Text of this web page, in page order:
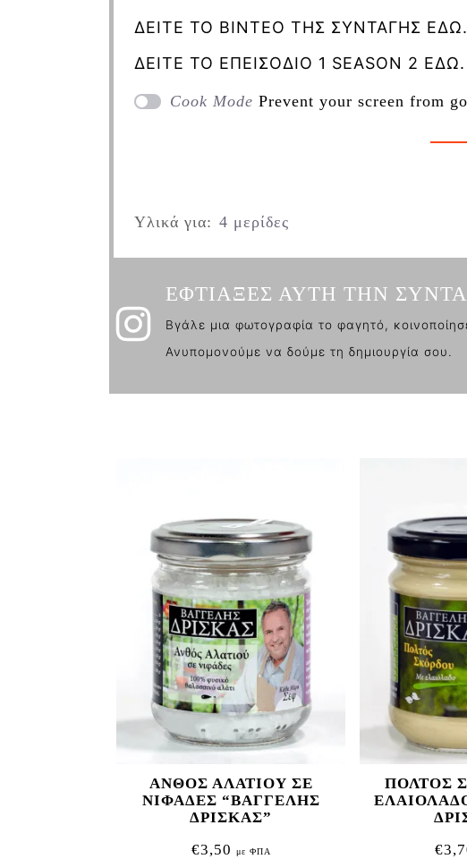
ΔΕΙΤΕ ΤΟ ΒΙΝΤΕΟ ΤΗΣ ΣΥΝΤΑΓΗΣ ΕΔΩ.
ΔΕΙΤΕ ΤΟ ΕΠΕΙΣΟΔΙΟ 1 SEASON 2 ΕΔΩ.
Cook Mode Prevent your screen from
Υλικά για: 4 μερίδες
ΕΦΤΙΑΞΕΣ ΑΥΤΗ ΤΗΝ
Βγάλε μια φωτογραφία το φαγητό,
Ανυπομονούμε να δούμε τη δημιουργία σου.
ΑΝΘΟΣ ΑΛΑΤΙΟΥ ΣΕ
ΝΙΦΑΔΕΣ “ΒΑΓΓΕΛΗΣ
ΔΡΙΣΚΑΣ”
€3,50 με ΦΠΑ
ΠΟΛΤΟΣ
€